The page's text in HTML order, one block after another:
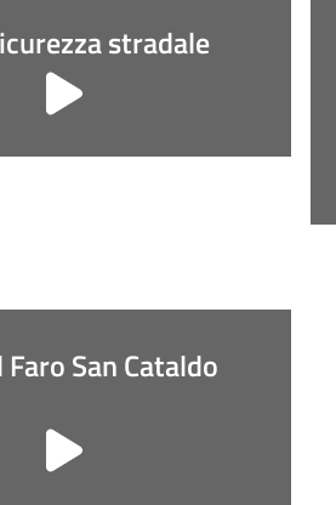
stradale
San Cataldo